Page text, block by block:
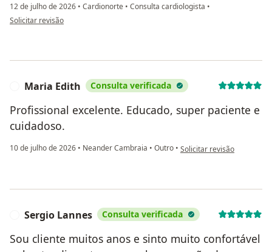
12 de julho de 2026 • Cardionorte • Consulta cardiologista •
na opinião do utilizador José Belfort
Solicitar revisão
Maria Edith Consulta verificada
Profissional excelente. Educado, super paciente e
cuidadoso.
10 de julho de 2026 • Neander Cambraia • Outro • na opinião do utilizador
Solicitar revisão
Sergio Lannes Consulta verificada
Sou cliente muitos anos e sinto muito confortável